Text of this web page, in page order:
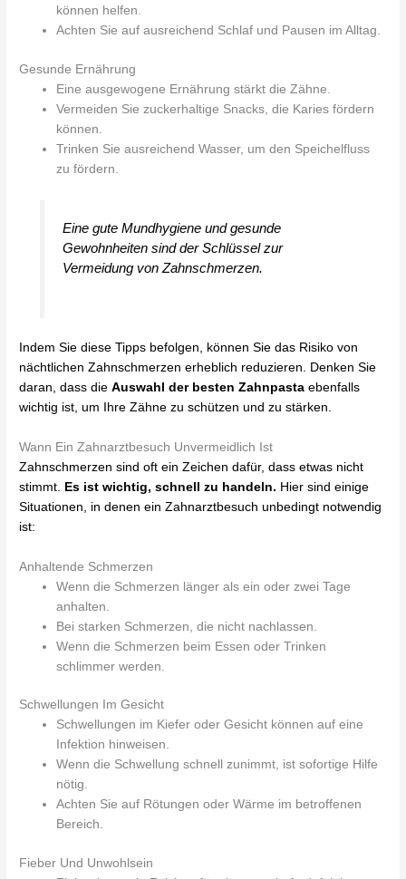
können helfen.
Achten Sie auf ausreichend Schlaf und Pausen im Alltag.
Gesunde Ernährung
Eine ausgewogene Ernährung stärkt die Zähne.
Vermeiden Sie zuckerhaltige Snacks, die Karies fördern
können.
Trinken Sie ausreichend Wasser, um den Speichelfluss
zu fördern.
Eine gute Mundhygiene und gesunde
Gewohnheiten sind der Schlüssel zur
Vermeidung von Zahnschmerzen.
Indem Sie diese Tipps befolgen, können Sie das Risiko von
nächtlichen Zahnschmerzen erheblich reduzieren. Denken Sie
daran, dass dieAuswahl der besten Zahnpasta ebenfalls
wichtig ist, um Ihre Zähne zu schützen und zu stärken.
Wann Ein Zahnarztbesuch Unvermeidlich Ist
Zahnschmerzen sind oft ein Zeichen dafür, dass etwas nicht
stimmt. Es ist wichtig, schnell zu handeln. Hier sind einige
Situationen, in denen ein Zahnarztbesuch unbedingt notwendig
ist:
Anhaltende Schmerzen
Wenn die Schmerzen länger als ein oder zwei Tage
anhalten.
Bei starken Schmerzen, die nicht nachlassen.
Wenn die Schmerzen beim Essen oder Trinken
schlimmer werden.
Schwellungen Im Gesicht
Schwellungen im Kiefer oder Gesicht können auf eine
Infektion hinweisen.
Wenn die Schwellung schnell zunimmt, ist sofortige Hilfe
nötig.
Achten Sie auf Rötungen oder Wärme im betroffenen
Bereich.
Fieber Und Unwohlsein